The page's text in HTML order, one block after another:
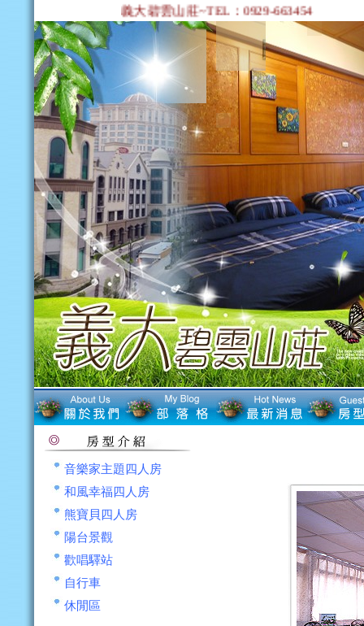
義大碧雲山莊~TEL：0929-663454
音樂家主題四人房
和風幸福四人房
熊寶貝四人房
陽台景觀
歡唱驛站
自行車
休閒區